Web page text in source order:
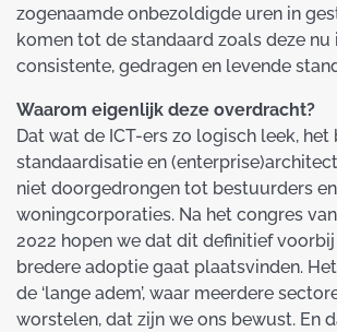
zogenaamde onbezoldigde uren in
komen tot de standaard zoals deze nu
consistente, gedragen en levende
Waarom eigenlijk deze overdracht?
Dat wat de ICT-ers zo logisch leek, het
standaardisatie en
niet doorgedrongen tot bestuurders
woningcorporaties. Na het congres
2022 hopen we dat dit definitief
bredere adoptie gaat plaatsvinden.
de ‘lange adem’, waar meerdere
worstelen, dat zijn we ons bewust. En